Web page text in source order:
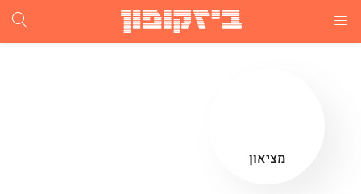
התחבר
מציאון